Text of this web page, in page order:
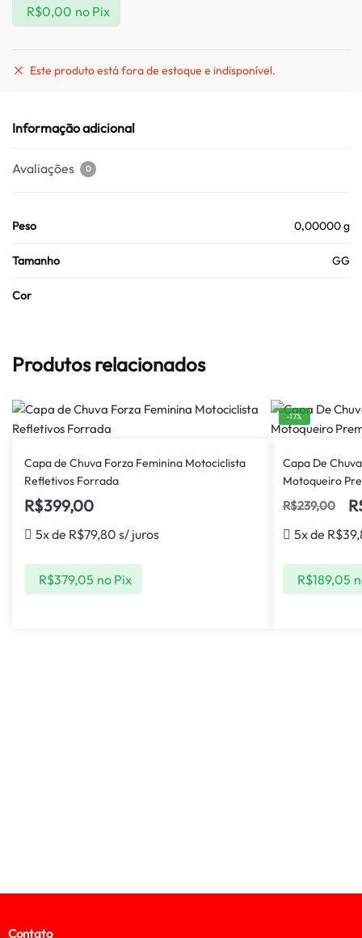
R$0,00 no Pix
Este produto está fora de estoque e indisponível.
Informação adicional
Avaliações 0
Peso 0,00000 g
Tamanho GG
Cor
Produtos relacionados
Capa de Chuva Forza Feminina Motociclista
Refletivos Forrada
R$399,00
5x de R$79,80 s/ juros
R$379,05 no Pix
-17%
Capa De
Motoqueiro
R$239,00
5x de R$
R$189,05
Contato